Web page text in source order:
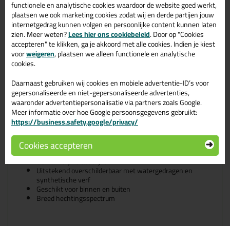
Geschikte ondergronden voor de
Zwaluw Window Seal Easy
De Zwaluw Window Seal Easy is goed te gebruiken op alle veel
voorkomende ondergronden zoals:
Hout
Geanodiseerd aluminium
Polyester
Abs en roestvrij staal
Kenmerken van de Zwaluw Window
Seal Easy
Goed verwerkbaar
Gemakkelijk Gladstrijken
Uitstekend overschilderbaar met watergedragen en
synthetische verf
Geschikt voor binnen en buiten
Breed hechtingsspectrum
functionele en analytische cookies waardoor de website goed werkt,
plaatsen we ook marketing cookies zodat wij en derde partijen jouw
internetgedrag kunnen volgen en persoonlijke content kunnen laten
zien. Meer weten?Lees hier ons cookiebeleid. Door op "Cookies
accepteren" te klikken, ga je akkoord met alle cookies. Indien je kiest
voorweigeren, plaatsen we alleen functionele en analytische
cookies.
Daarnaast gebruiken wij cookies en mobiele advertentie-ID’s voor
gepersonaliseerde en niet-gepersonaliseerde advertenties,
waaronder advertentiepersonalisatie via partners zoals Google.
Meer informatie over hoe Google persoonsgegevens gebruikt:
https://business.safety.google/privacy/
Cookies accepteren